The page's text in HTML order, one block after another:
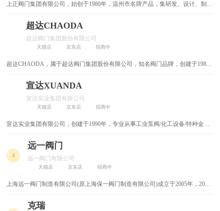
倒角机 充气泵
雕刻刀
电磁吸盘
电磁阀 采光板
光缆交接箱
AB胶
锯铝机 玻璃门锁
防火电线
上正阀门集团有限公司，始创于1980年，温州市名牌产品，集研发、设计、制
超达CHAODA
超达阀门集团股份有限公司
天猫店 京东店 招商中
超达CHAODA，属于超达阀门集团股份有限公司，知名阀门品牌，创建于1984
宣达XUANDA
宣达实业集团有限公司
天猫店 京东店 招商中
宣达实业集团有限公司，创建于1990年，专业从事工业泵阀/化工设备/特种金属
企业的网络供应商，集研发/生产/销售/服务于一体的国家重点高新技术企业术企
业。
4
远一阀门
远一阀门有限公司
天猫店 京东店 招商中
上海远一阀门制造有限公司(原上海保一阀门制造有限公司)成立于2005年，2018
生产企业。克瑞